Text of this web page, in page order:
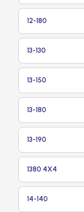
12-180
13-130
13-150
13-180
13-190
1380 4X4
14-140